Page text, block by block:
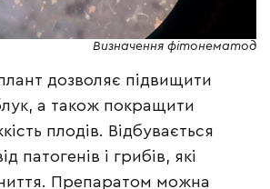
Визначення фітонематод
дозволяє підвищити
а також покращити
плодів. Відбувається
патогенів і грибів, які
Препаратом можна